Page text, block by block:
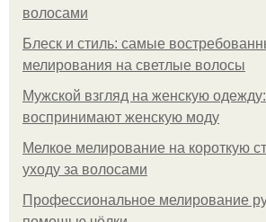
волосами
Блеск и стиль: самые
мелирования на светлые волосы
Мужской взгляд на женскую
воспринимают женскую моду
Мелкое мелирование на короткую
уходу за волосами
Профессиональное мелирование